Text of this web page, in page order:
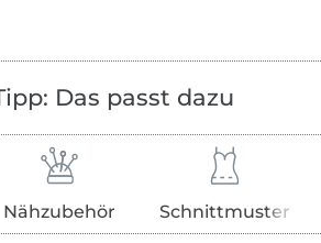
Das passt dazu
Nähzubehör Schnittmuster